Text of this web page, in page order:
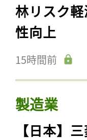
林リスク
性向上
15時間前
製造業
【日本】